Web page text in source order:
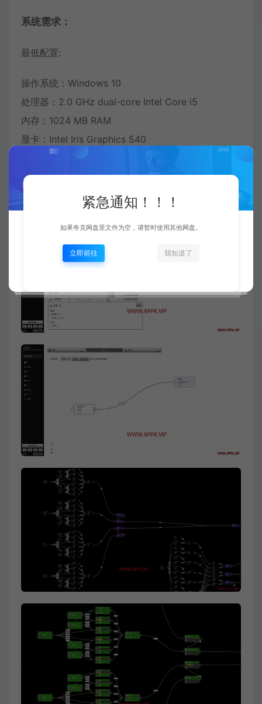
系统需求：
最低配置:
操作系统：Windows 10
处理器：2.0 GHz dual-core Intel Core i5
内存：1024 MB RAM
显卡：Intel Iris Graphics 540
需要64位操作系统紧急通知！！！
如果夸克网盘里文件为空，请暂时使用其他网盘。
立即前往 我知道了